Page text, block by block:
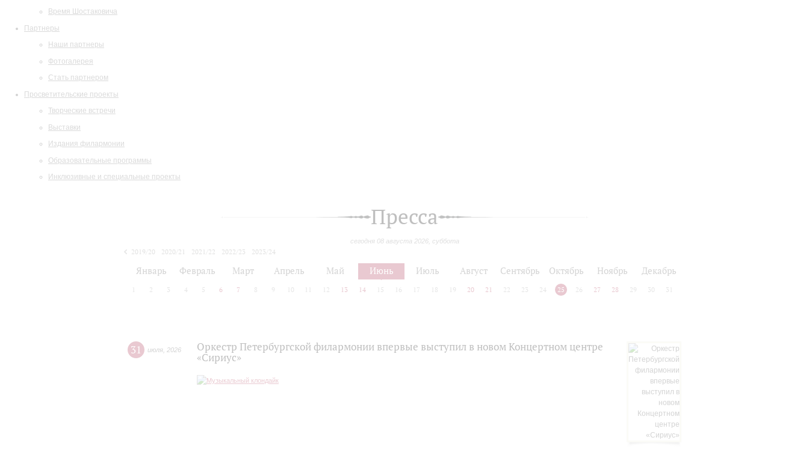
Время Шостаковича
Партнеры
Наши партнеры
Фотогалерея
Стать партнером
Просветительские проекты
Творческие встречи
Выставки
Издания филармонии
Образовательные программы
Инклюзивные и специальные проекты
Пресса
сегодня 08 августа 2026, суббота
2019/20 2020/21 2021/22 2022/23
2023/24
Январь Февраль Март Апрель Май Июнь Июль Август Сентябрь Октябрь Ноябрь Декабрь
2 3 4 5 6 7 8 9 10 12 13 14 15 16 17 18 19 20 21 22 23 24 25 26 27 28 29 30 31
31 июля 2026
Оркестр Петербургской филармонии впервые выступил в новом Концертном центре
«Сириус»